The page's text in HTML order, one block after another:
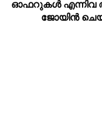
ഓഫറുകള്‍ എന്നിവ
ജോയിന്‍